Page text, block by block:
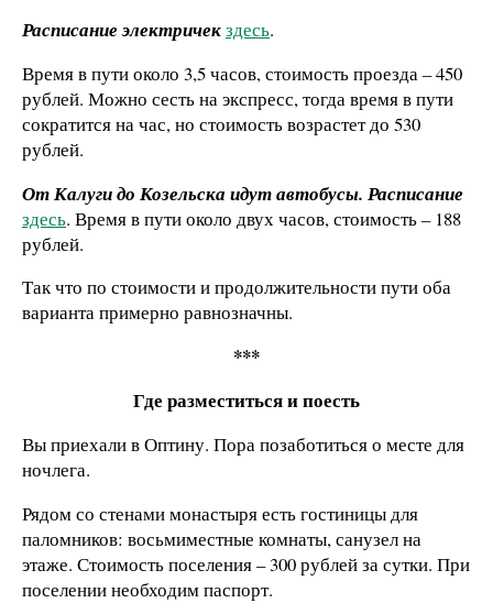
Расписание электричекздесь.
Время в пути около 3,5 часов, стоимость проезда – 450
рублей. Можно сесть на экспресс, тогда время в пути
сократится на час, но стоимость возрастет до 530
рублей.
От Калуги до Козельска идут автобусы. Расписание
здесь. Время в пути около двух часов, стоимость – 188
рублей.
Так что по стоимости и продолжительности пути оба
варианта примерно равнозначны.
***
Где разместиться и поесть
Вы приехали в Оптину. Пора позаботиться о месте для
ночлега.
Рядом со стенами монастыря есть гостиницы для
паломников: восьмиместные комнаты, санузел на
этаже. Стоимость поселения – 300 рублей за сутки. При
поселении необходим паспорт.